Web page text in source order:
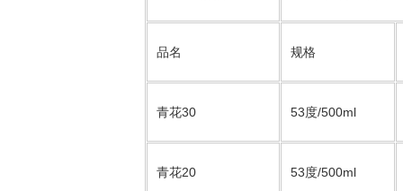
品名 规格
青花30 53度/500ml
青花20 53度/500ml